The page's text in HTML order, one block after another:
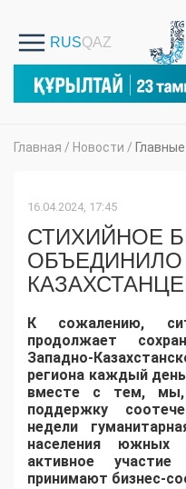
Главная / Новости /
16.04.2024, 17:45
СТИХИЙНОЕ
ОБЪЕДИНИЛО
К сожалению,
продолжает
Западно-
региона каждый
вместе с тем,
поддержку
недели
населения южных
активное участие
принимают бизнес-